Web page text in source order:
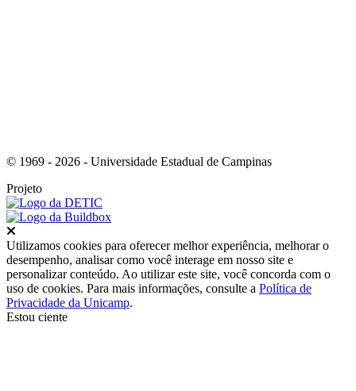
© 1969 - 2026 - Universidade Estadual de Campinas
Projeto
Utilizamos cookies para oferecer melhor experiência, melhorar o
desempenho, analisar como você interage em nosso site e
personalizar conteúdo. Ao utilizar este site, você concorda com o
uso de cookies. Para mais informações, consulte a Política de
Privacidade da Unicamp.
Estou ciente